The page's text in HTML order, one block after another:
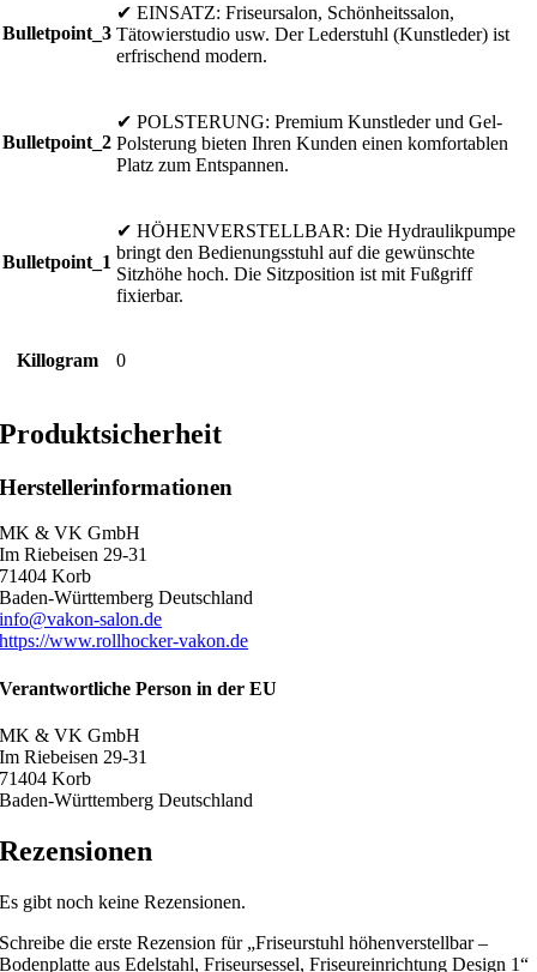
Bulletpoint_3
✔ EINSATZ: Friseursalon, Schönheitssalon,
Tätowierstudio usw. Der Lederstuhl (Kunstleder) ist
erfrischend modern.
Bulletpoint_2
✔ POLSTERUNG: Premium Kunstleder und Gel-
Polsterung bieten Ihren Kunden einen komfortablen
Platz zum Entspannen.
Bulletpoint_1
✔ HÖHENVERSTELLBAR: Die Hydraulikpumpe
bringt den Bedienungsstuhl auf die gewünschte
Sitzhöhe hoch. Die Sitzposition ist mit Fußgriff
fixierbar.
Killogram 0
Produktsicherheit
Herstellerinformationen
MK & VK GmbH
Im Riebeisen 29-31
71404 Korb
Baden-Württemberg Deutschland
info@vakon-salon.de
https://www.rollhocker-vakon.de
Verantwortliche Person in der EU
MK & VK GmbH
Im Riebeisen 29-31
71404 Korb
Baden-Württemberg Deutschland
Rezensionen
Es gibt noch keine Rezensionen.
Schreibe die erste Rezension für „Friseurstuhl höhenverstellbar –
Bodenplatte aus Edelstahl, Friseursessel, Friseureinrichtung Design 1“